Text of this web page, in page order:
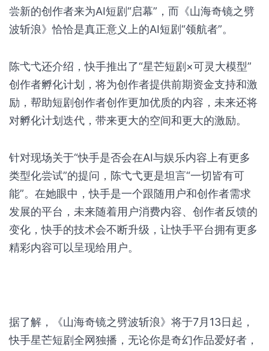
尝新的创作者来为AI短剧“启幕”，而《山海奇镜之劈
波斩浪》恰恰是真正意义上的AI短剧“领航者”。
陈弋弋还介绍，快手推出了“星芒短剧×可灵大模型”
创作者孵化计划，将为创作者提供前期资金支持和激
励，帮助短剧创作者创作更加优质的内容，未来还将
对孵化计划迭代，带来更大的空间和更大的激励。
针对现场关于“快手是否会在AI与娱乐内容上有更多
类型化尝试”的提问，陈弋弋更是坦言“一切皆有可
能”。在她眼中，快手是一个跟随用户和创作者需求
发展的平台，未来随着用户消费内容、创作者反馈的
变化，快手的技术会不断升级，让快手平台拥有更多
精彩内容可以呈现给用户。
据了解，《山海奇镜之劈波斩浪》将于7月13日起，
快手星芒短剧全网独播，无论你是奇幻作品爱好者，